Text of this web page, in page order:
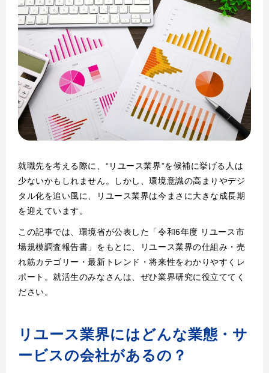
就職先を考える際に、“リユース業界”を候補に挙げる人は
少ないかもしれません。しかし、環境意識の高まりやデジ
タル化を追い風に、リユース業界は今まさに大きな成長期
を迎えています。
この記事では、環境省が公表した「令和6年度 リユース市
場規模調査報告書」をもとに、リユース業界の仕組み・売
れ筋カテゴリー・最新トレンド・将来性をわかりやすくレ
ポート。就活生のみなさんは、ぜひ業界研究に役立ててく
ださい。
リユース業界にはどんな業態・サ
ービスの会社があるの？